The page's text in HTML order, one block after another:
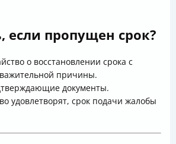
если пропущен срок?
о восстановлении срока с
причины.
документы.
удовлетворят, срок подачи жалобы